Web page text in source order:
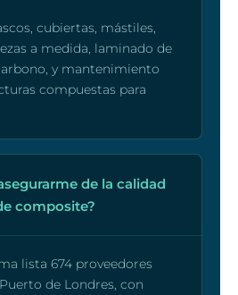
cubiertas, mástiles,
a medida, laminado de
y mantenimiento
compuestas para
de la calidad
composite?
lista 674 proveedores
de Londres, con